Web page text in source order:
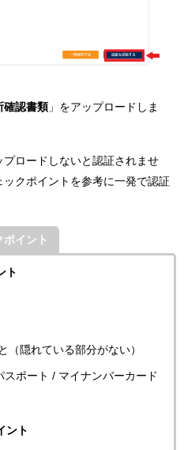
確認書類 」をアップロードしま
プロードしないと認証されませ
クポイントを参考に一発で認証
イント
ト
（隠れている部分がない）
ポート / マイナンバーカード
ント